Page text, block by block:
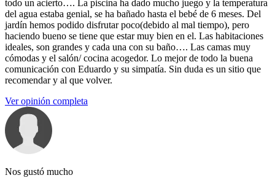
todo un acierto…. La piscina ha dado mucho juego y la temperatura
del agua estaba genial, se ha bañado hasta el bebé de 6 meses. Del
jardín hemos podido disfrutar poco(debido al mal tiempo), pero
haciendo bueno se tiene que estar muy bien en el. Las habitaciones
ideales, son grandes y cada una con su baño…. Las camas muy
cómodas y el salón/ cocina acogedor. Lo mejor de todo la buena
comunicación con Eduardo y su simpatía. Sin duda es un sitio que
recomendar y al que volver.
Ver opinión completa
Nos gustó mucho